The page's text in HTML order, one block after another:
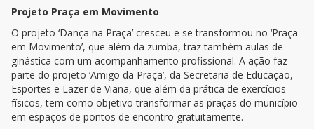
Projeto Praça em Movimento
O projeto ‘Dança na Praça’ cresceu e se transformou no ‘Praça
em Movimento’, que além da zumba, traz também aulas de
ginástica com um acompanhamento profissional. A ação faz
parte do projeto ‘Amigo da Praça’, da Secretaria de Educação,
Esportes e Lazer de Viana, que além da prática de exercícios
físicos, tem como objetivo transformar as praças do município
em espaços de pontos de encontro gratuitamente.